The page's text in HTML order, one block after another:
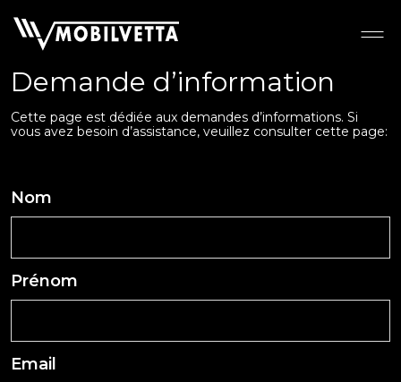
Demande d’information
Cette page est dédiée aux demandes d’informations. Si
vous avez besoin d’assistance, veuillez consulter cette page:
Nom
Prénom
Email